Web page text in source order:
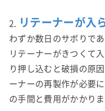
2. リテーナーが入
わずか数日のサボりで
リテーナーがきつくて
り押し込むと破損の原
ーナーの再製作が必要
の手間と費用がかかりま